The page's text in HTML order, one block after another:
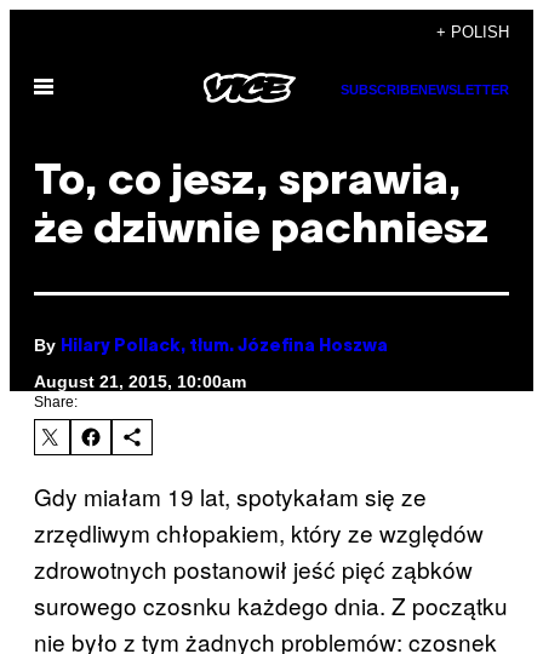
content
+ POLISH
Open
SUBSCRIBENEWSLETTER
To, co jesz, sprawia,
że dziwnie pachniesz
By Hilary Pollack, tłum. Józefina Hoszwa
August 21, 2015, 10:00am
Share:
Gdy miałam 19 lat, spotykałam się ze
zrzędliwym chłopakiem, który ze względów
zdrowotnych postanowił jeść pięć ząbków
surowego czosnku każdego dnia. Z początku
nie było z tym żadnych problemów: czosnek